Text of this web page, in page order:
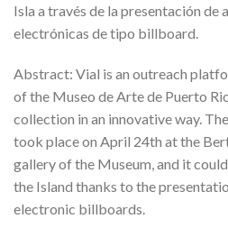
Isla a través de la presentación de
electrónicas de tipo billboard.
Abstract: Vial is an outreach
of the Museo de Arte de Puerto
collection in an innovative way.
took place on April 24th at the
gallery of the Museum, and it
the Island thanks to the
electronic billboards.